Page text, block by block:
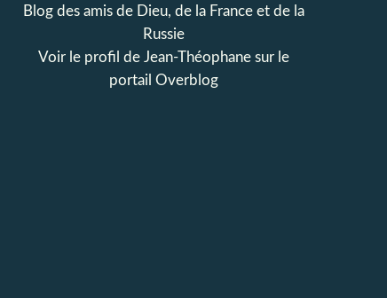
Blog des amis de Dieu, de la France et de la
Russie
Voir le profil de Jean-Théophanesur le
portail Overblog